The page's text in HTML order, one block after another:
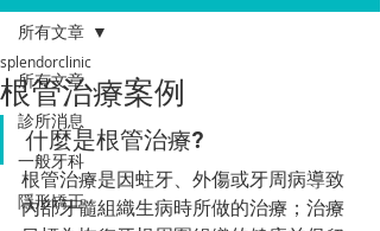
所有文章
診所消息
一般牙科
隱形矯正
所有文章
根管治療案例
splendorclinic
什麼是根管治療?
根管治療是因蛀牙、外傷或牙周病導致
內部牙髓組織生病時所做的治療；治療